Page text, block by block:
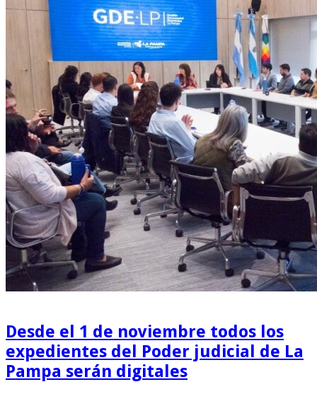
Desde el 1 de noviembre todos los
expedientes del Poder judicial de La
Pampa serán digitales